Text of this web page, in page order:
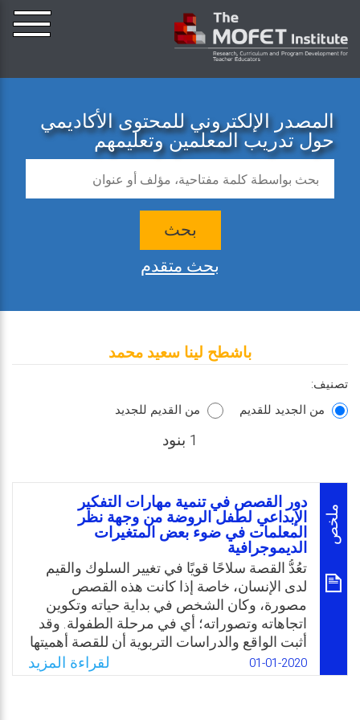
المصدر الإلكتروني للمحتوى الأكاديمي
حول تدريب المعلمين وتعليمهم
بحث
بحث متقدم
باشطح لينا سعيد محمد
تصنيف:
من الجديد للقديم
من القديم للجديد
1 بنود
ملخص
دور القصص في تنمية مهارات التفكير
الإبداعي لطفل الروضة من وجهة نظر
المعلمات في ضوء بعض المتغيرات
الديموجرافية
تعُدُّ القصة سلاحًا قویًا في تغییر السلوك والقیم
لدى الإنسان، خاصة إذا كانت هذه القصص
مصورة، وكان الشخص في بدایة حیاته وتكوین
اتجاهاته وتصوراته؛ أي في مرحلة الطفولة. وقد
أثبت الواقع والدراسات التربویة أن للقصة أهمیتها
في تنمیة القیم التربویة لدى الأطفال، وخاصة تلك
التي تحتوي شخصیات قريبة من واقع الأطفال.
01-01-2020 لقراءة المزيد